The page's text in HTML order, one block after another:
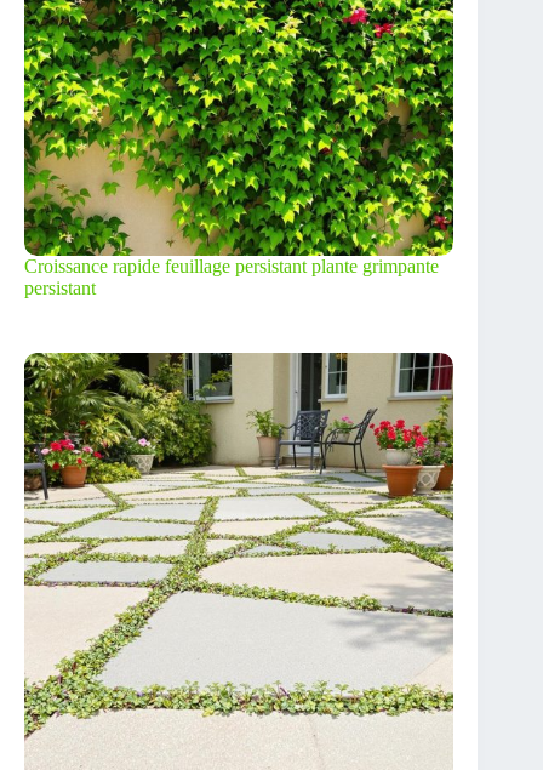
Croissance rapide feuillage persistant plante grimpante
persistant